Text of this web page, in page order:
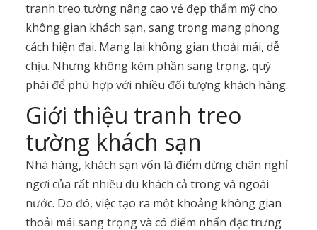
tranh treo tường nâng cao vẻ đẹp thẩm mỹ cho
không gian khách sạn, sang trọng mang phong
cách hiện đại. Mang lại không gian thoải mái, dễ
chịu. Nhưng không kém phần sang trọng, quý
phái để phù hợp với nhiều đối tượng khách hàng.
Giới thiệu tranh treo
tường khách sạn
Nhà hàng, khách sạn vốn là điểm dừng chân nghỉ
ngơi của rất nhiều du khách cả trong và ngoài
nước. Do đó, việc tạo ra một khoảng không gian
thoải mái sang trọng và có điểm nhấn đặc trưng